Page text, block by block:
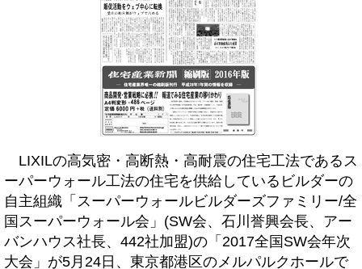
LIXILの高気密・高断熱・高耐震の住宅工法であるス
ーパーウォール工法の住宅を供給しているビルダーの
自主組織「スーパーウォールビルダーズファミリー/全
国スーパーウォール会」(SW会、石川誉興会長、アー
バンハウス社長、442社加盟)の「2017全国SW会年次
大会」が5月24日、東京都港区のメルパルクホールで